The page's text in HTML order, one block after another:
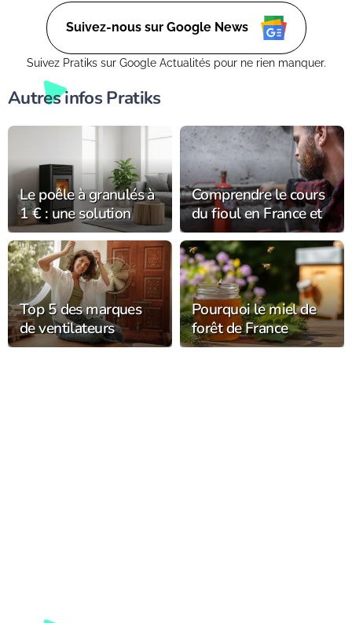
tous les jours. (Retrouvez moi aussi sur Ctendance.fr)
Suivez-nous sur Google News
Suivez Pratiks sur Google Actualités pour ne rien manquer.
Autres infos Pratiks
Le poêle à granulés à
1 € : une solution
économique et
écologique
Comprendre le cours
du fioul en France et
ses variations
saisonnières
Top 5 des marques
de ventilateurs
rafraîchissants pour
Pourquoi le miel de
forêt de France
séduit-il les amateurs